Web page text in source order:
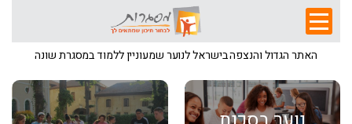
האתר הגדול והנצפה בישראל לנוער שמעוניין ללמוד במסגרת שונה